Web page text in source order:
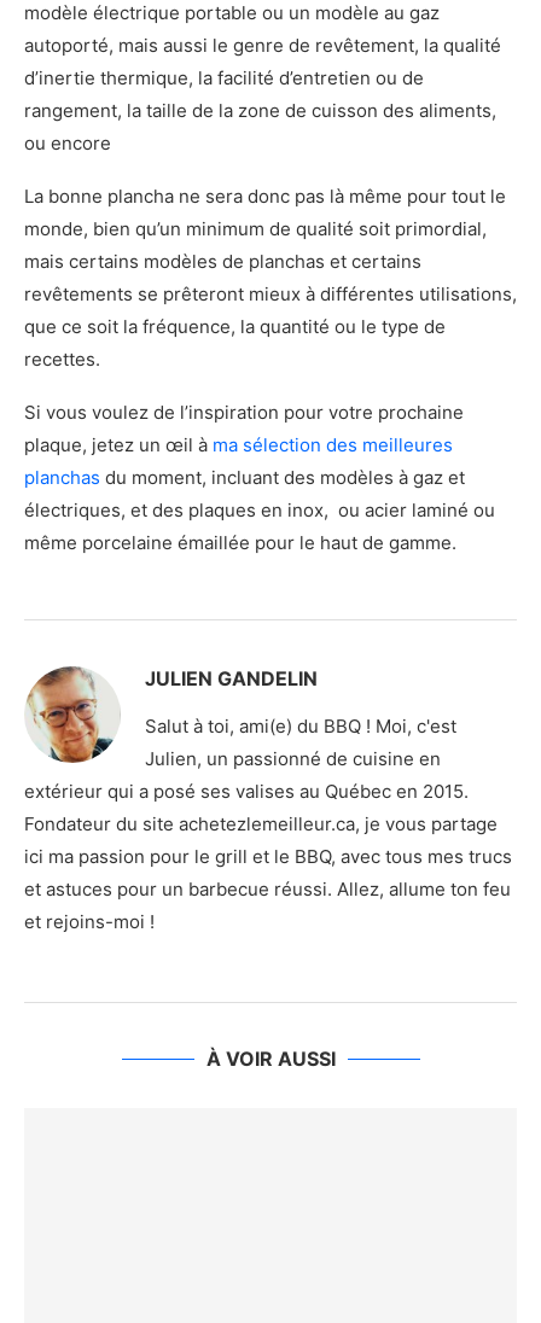
modèle électrique portable ou un modèle au gaz
autoporté, mais aussi le genre de revêtement, la qualité
d’inertie thermique, la facilité d’entretien ou de
rangement, la taille de la zone de cuisson des aliments,
ou encore
La bonne plancha ne sera donc pas là même pour tout le
monde, bien qu’un minimum de qualité soit primordial,
mais certains modèles de planchas et certains
revêtements se prêteront mieux à différentes utilisations,
que ce soit la fréquence, la quantité ou le type de
recettes.
Si vous voulez de l’inspiration pour votre prochaine
plaque, jetez un œil à ma sélection des meilleures
planchas du moment, incluant des modèles à gaz et
électriques, et des plaques en inox, ou acier laminé ou
même porcelaine émaillée pour le haut de gamme.
JULIEN GANDELIN
Salut à toi, ami(e) du BBQ ! Moi, c'est
Julien, un passionné de cuisine en
extérieur qui a posé ses valises au Québec en 2015.
Fondateur du site achetezlemeilleur.ca, je vous partage
ici ma passion pour le grill et le BBQ, avec tous mes trucs
et astuces pour un barbecue réussi. Allez, allume ton feu
et rejoins-moi !
À VOIR AUSSI